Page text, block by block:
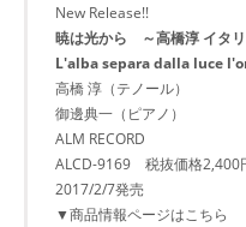
New Release!!
暁は光から ～高橋淳 イタ
L'alba separa dalla luce
高橋 淳（テノール）
御邊典一（ピアノ）
ALM RECORD
ALCD-9169 税抜価格2,400
2017/2/7発売
▼商品情報ページはこちら